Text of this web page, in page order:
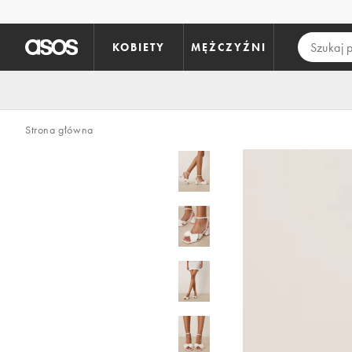
KOBIETY MĘŻCZYŹNI
Strona główna